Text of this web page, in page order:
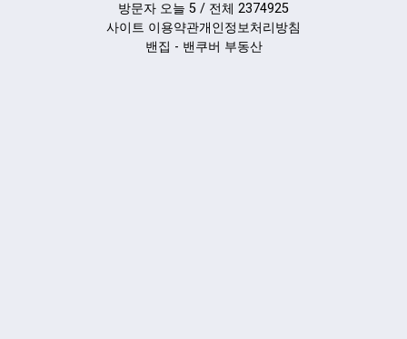
방문자 오늘 5 / 전체 2374925
사이트 이용약관개인정보처리방침
밴집 - 밴쿠버 부동산